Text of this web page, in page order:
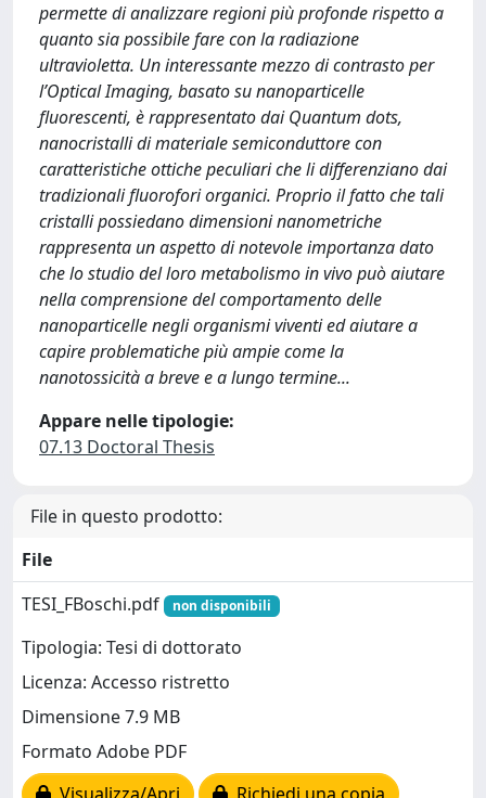
permette di analizzare regioni più profonde rispetto a
quanto sia possibile fare con la radiazione
ultravioletta. Un interessante mezzo di contrasto per
l’Optical Imaging, basato su nanoparticelle
fluorescenti, è rappresentato dai Quantum dots,
nanocristalli di materiale semiconduttore con
caratteristiche ottiche peculiari che li differenziano dai
tradizionali fluorofori organici. Proprio il fatto che tali
cristalli possiedano dimensioni nanometriche
rappresenta un aspetto di notevole importanza dato
che lo studio del loro metabolismo in vivo può aiutare
nella comprensione del comportamento delle
nanoparticelle negli organismi viventi ed aiutare a
capire problematiche più ampie come la
nanotossicità a breve e a lungo termine...
Appare nelle tipologie:
07.13 Doctoral Thesis
File in questo prodotto:
File
TESI_FBoschi.pdf
non disponibili
Tipologia: Tesi di dottorato
Licenza: Accesso ristretto
Dimensione 7.9 MB
Formato Adobe PDF